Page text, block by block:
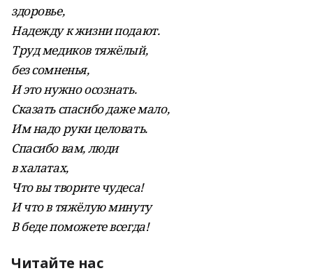
здоровье,
Надежду к жизни подают.
Труд медиков тяжёлый,
без сомненья,
И это нужно осознать.
Сказать спасибо даже мало,
Им надо руки целовать.
Спасибо вам, люди
в халатах,
Что вы творите чудеса!
И что в тяжёлую минуту
В беде поможете всегда!
Читайте нас